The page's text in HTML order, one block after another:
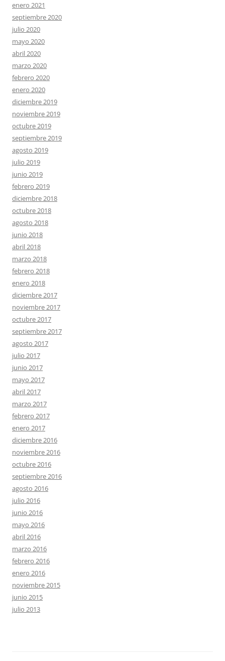
enero 2021
septiembre 2020
julio 2020
mayo 2020
abril 2020
marzo 2020
febrero 2020
enero 2020
diciembre 2019
noviembre 2019
octubre 2019
septiembre 2019
agosto 2019
julio 2019
junio 2019
febrero 2019
diciembre 2018
octubre 2018
agosto 2018
junio 2018
abril 2018
marzo 2018
febrero 2018
enero 2018
diciembre 2017
noviembre 2017
octubre 2017
septiembre 2017
agosto 2017
julio 2017
junio 2017
mayo 2017
abril 2017
marzo 2017
febrero 2017
enero 2017
diciembre 2016
noviembre 2016
octubre 2016
septiembre 2016
agosto 2016
julio 2016
junio 2016
mayo 2016
abril 2016
marzo 2016
febrero 2016
enero 2016
noviembre 2015
junio 2015
julio 2013